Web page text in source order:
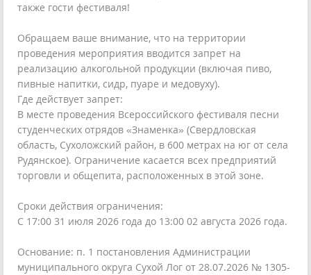
также гости фестиваля!
Обращаем ваше внимание, что на территории
проведения мероприятия вводится запрет на
реализацию алкогольной продукции (включая пиво,
пивные напитки, сидр, пуаре и медовуху).
Где действует запрет:
В месте проведения Всероссийского фестиваля песни
студенческих отрядов «Знаменка» (Свердловская
область, Сухоложский район, в 600 метрах на юг от села
Рудянское). Ограничение касается всех предприятий
торговли и общепита, расположенных в этой зоне.
Сроки действия ограничения:
С 17:00 31 июля 2026 года до 13:00 02 августа 2026 года.
Основание: п. 1 постановления Администрации
муниципального округа Сухой Лог от 28.07.2026 № 1305-